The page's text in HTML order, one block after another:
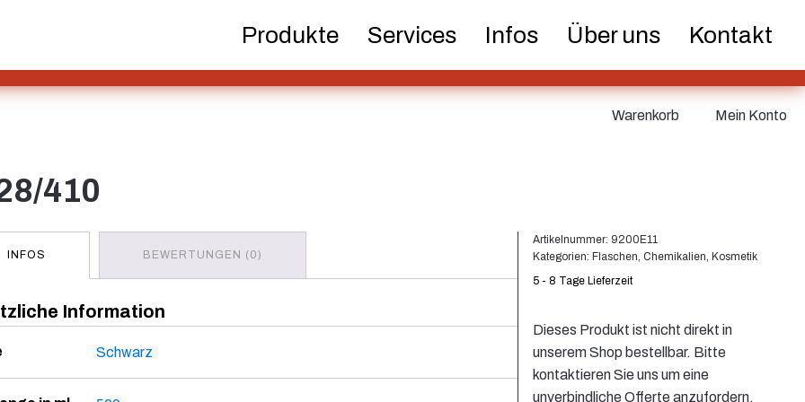
Produkte
Chemikalien
Dispenser und
Dosen Feinzerstäuber
Hotfill Flaschen
Spirituosenflaschen
Weinflaschen und
Sektflaschen
Services Infos Über uns Kontakt
Warenkorb Mein Konto
410
INFOS BEWERTUNGEN (0)
Information
Schwarz
Artikelnummer: 9200E11
Kategorien: Flaschen, Chemikalien, Kosmetik
5 - 8 Tage Lieferzeit
Dieses Produkt ist nicht direkt in
unserem Shop bestellbar. Bitte
kontaktieren Sie uns um eine
unverbindliche Offerte anzufordern.